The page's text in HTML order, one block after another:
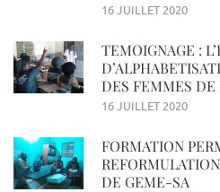
16 JUILLET 2020
TEMOIGNAGE :
DES FEMMES DE
16 JUILLET 2020
FORMATION
DE GEME-SA